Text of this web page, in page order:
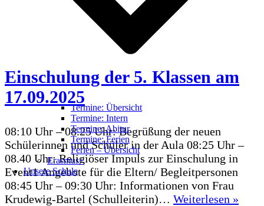
Termine: Übersicht
Termine: Intern
Termine: Abitur
Termine: Ferien
Ferien – Übersicht
Erasmus+
Unsere Schule
Einschulung der 5. Klassen am
17.09.2025
08:10 Uhr – 08.25 Uhr: Begrüßung der neuen
Schülerinnen und Schüler in der Aula 08:25 Uhr –
08.40 Uhr: Religiöser Impuls zur Einschulung in
Event1 Angebote für die Eltern/ Begleitpersonen
08:45 Uhr – 09:30 Uhr: Informationen von Frau
Krudewig-Bartel (Schulleiterin)… Weiterlesen »